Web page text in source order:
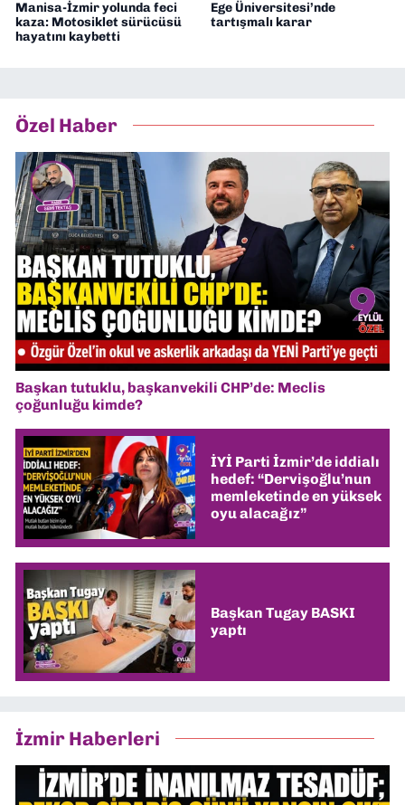
Manisa-İzmir yolunda feci
kaza: Motosiklet sürücüsü
hayatını kaybetti
Ege Üniversitesi’nde
tartışmalı karar
Özel Haber
Başkan tutuklu, başkanvekili CHP’de: Meclis
çoğunluğu kimde?
İYİ Parti İzmir’de iddialı
hedef: “Dervişoğlu’nun
memleketinde en yüksek
oyu alacağız”
Başkan Tugay BASKI
yaptı
İzmir Haberleri